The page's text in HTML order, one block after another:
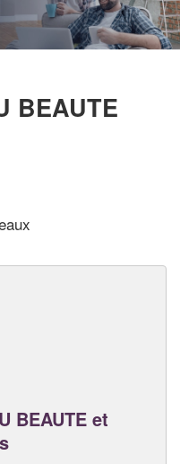
BEAUTE
BEAUTE et